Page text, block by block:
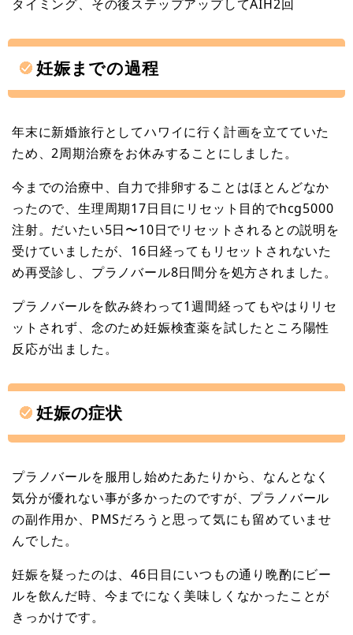
タイミング、その後ステップアップしてAIH2回
妊娠までの過程
年末に新婚旅行としてハワイに行く計画を立てていた
ため、2周期治療をお休みすることにしました。
今までの治療中、自力で排卵することはほとんどなか
ったので、生理周期17日目にリセット目的でhcg5000
注射。だいたい5日〜10日でリセットされるとの説明を
受けていましたが、16日経ってもリセットされないた
め再受診し、プラノバール8日間分を処方されました。
プラノバールを飲み終わって1週間経ってもやはりリセ
ットされず、念のため妊娠検査薬を試したところ陽性
反応が出ました。
妊娠の症状
プラノバールを服用し始めたあたりから、なんとなく
気分が優れない事が多かったのですが、プラノバール
の副作用か、PMSだろうと思って気にも留めていませ
んでした。
妊娠を疑ったのは、46日目にいつもの通り晩酌にビー
ルを飲んだ時、今までになく美味しくなかったことが
きっかけです。